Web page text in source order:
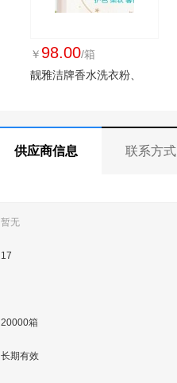
￥ 98.00/箱
靓雅洁牌香水洗衣粉、
供应商信息 联系方式
暂无
17
20000箱
长期有效